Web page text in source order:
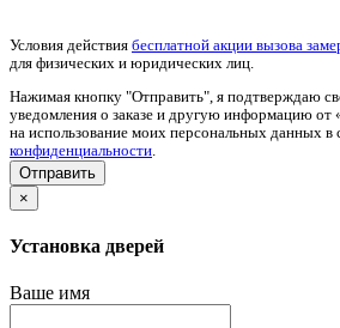
Условия действия бесплатной акции вызова
для физических и юридических лиц.
Нажимая кнопку "Отправить", я подтверждаю
уведомления о заказе и другую информацию от
на использование моих персональных данных в
конфиденциальности
×
Установка дверей
Ваше имя